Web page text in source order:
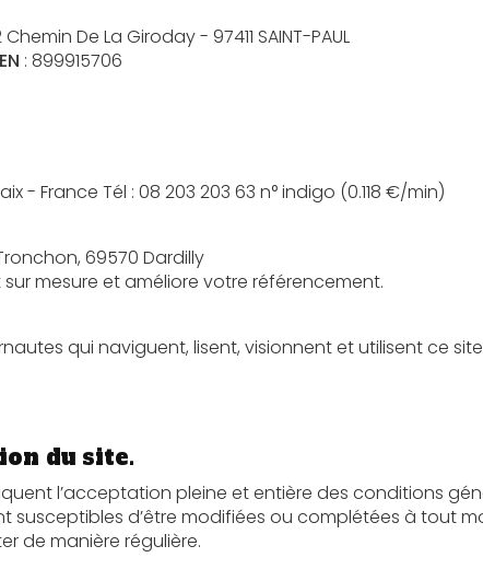
Chemin De La Giroday - 97411 SAINT-PAUL
: 899915706
: OVH 140 Quai du Sartel - 59100 Roubaix - France Tél : 08 203 203 63 n° indigo (0.118 €/min)
69570 Dardilly
sur mesure et améliore votre référencement.
Sont considérés comme utilisateurs tous les internautes qui naviguent, lisent, visionnent et utilisent ce site
du site.
pleine et entière des conditions générales d’utilisation
complétées à tout moment, les
utilisateurs du site sont donc invités à les consulter de manière régulière.